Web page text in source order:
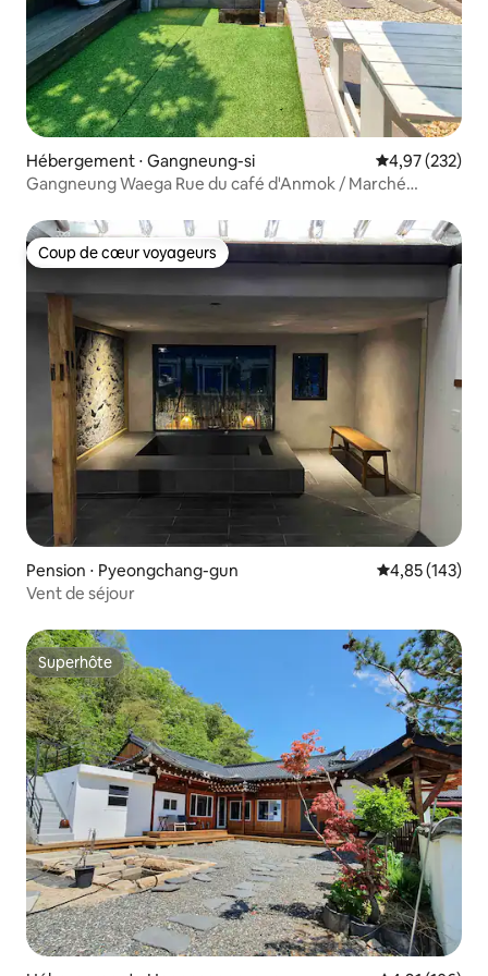
Hébergement ⋅ Gangneung-si Évaluation
4,97 (232)
Gangneung Waega Rue du café d'Anmok / Marché
Coup de cœur voyageurs
Coup de cœur voyageurs
Pension ⋅ Pyeongchang-gun Évaluation
4,85 (143)
Vent de séjour
Superhôte
Superhôte